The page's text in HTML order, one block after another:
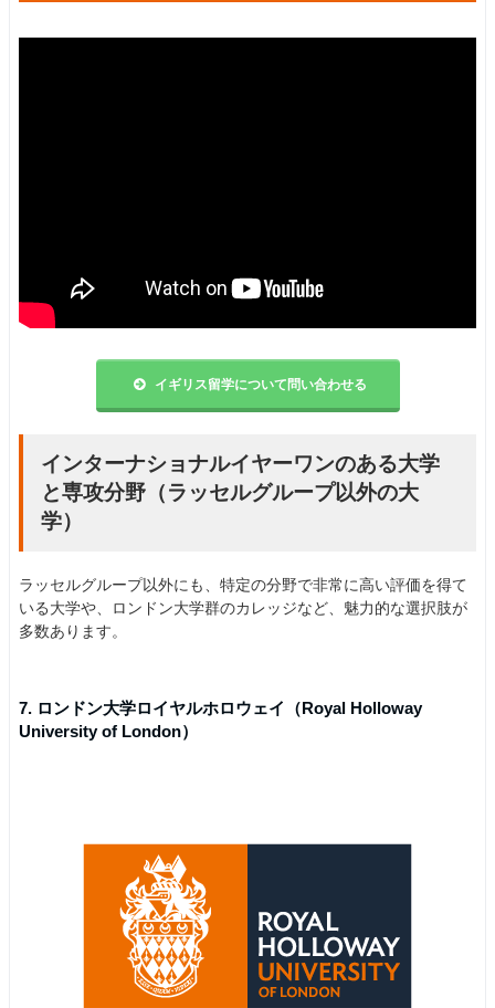
イギリス留学について問い合わせる
インターナショナルイヤーワンのある大学
と専攻分野（ラッセルグループ以外の大
学）
ラッセルグループ以外にも、特定の分野で非常に高い評価を得て
いる大学や、ロンドン大学群のカレッジなど、魅力的な選択肢が
多数あります。
7. ロンドン大学ロイヤルホロウェイ（Royal Holloway
University of London）